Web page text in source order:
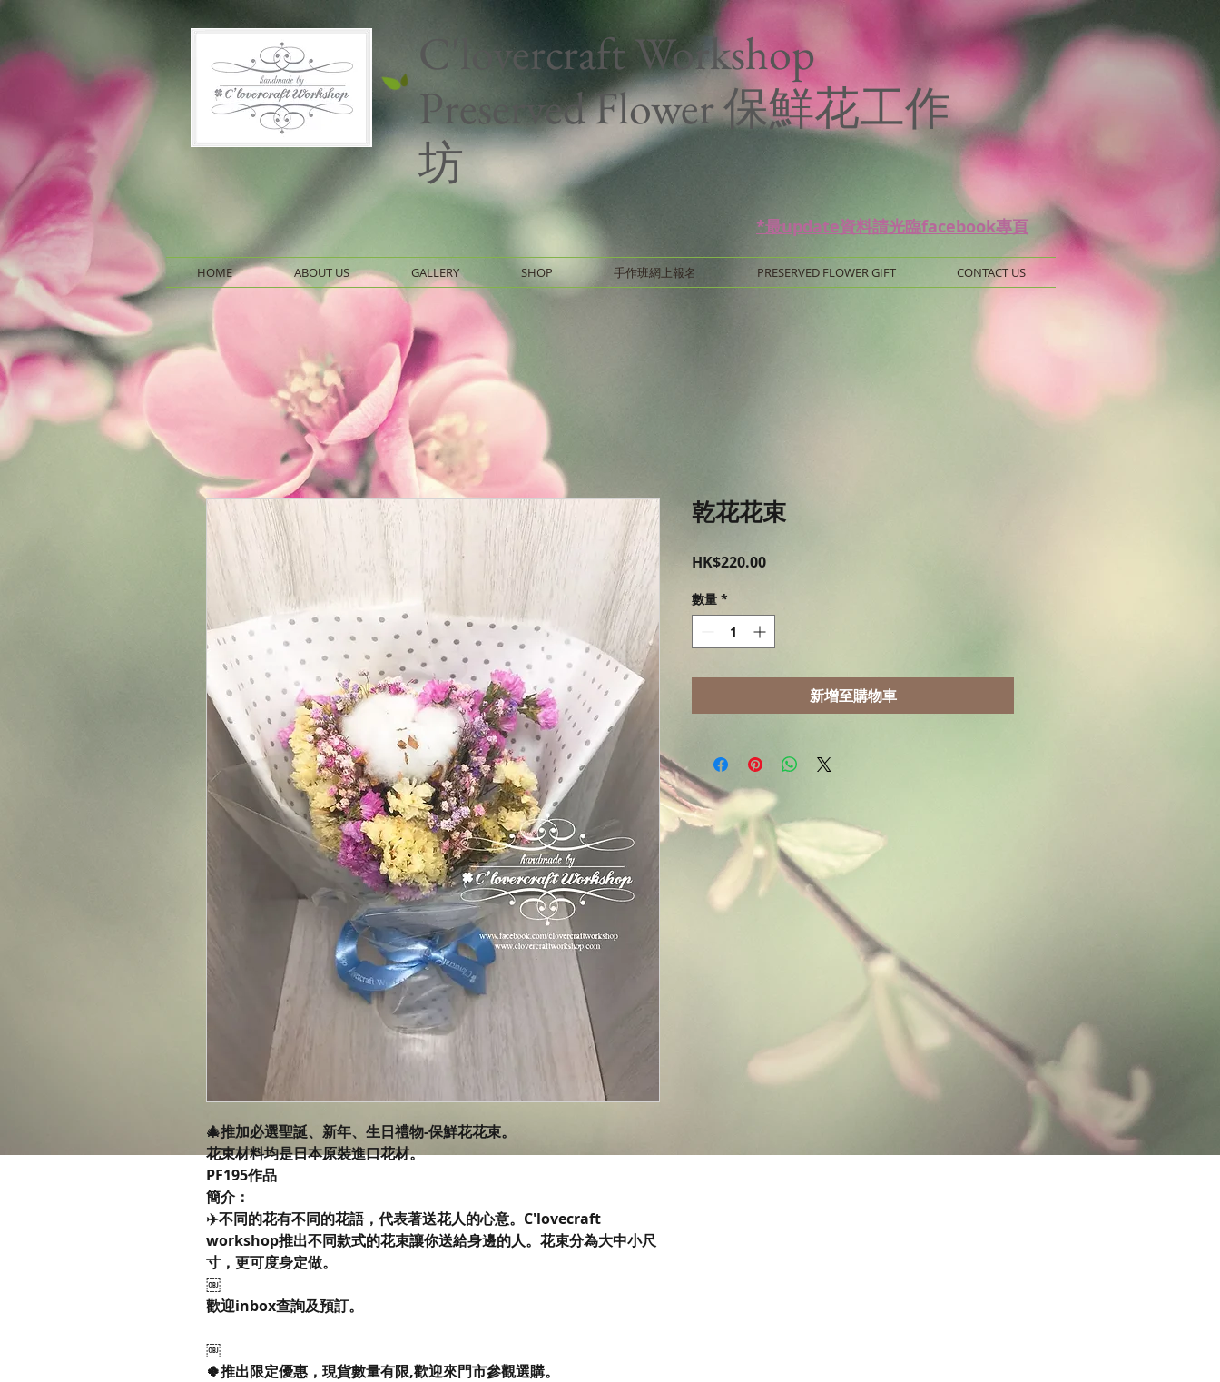
C'lovercraft Workshop
Preserved Flower 保鮮花工作
坊
*最update資料請光臨facebook專頁
HOME ABOUT US GALLERY SHOP 手作班網上報名 PRESERVED FLOWER GIFT CONTACT US
🎄推加必選聖誕、新年、生日禮物-保鮮花花束。
花束材料均是日本原裝進口花材。
PF195作品
簡介：
✈️不同的花有不同的花語，代表著送花人的心意。C'lovecraft
workshop推出不同款式的花束讓你送給身邊的人。花束分為大中小尺
寸，更可度身定做。
￼
歡迎inbox查詢及預訂。
￼
🍀推出限定優惠，現貨數量有限,歡迎來門市參觀選購。
乾花花束
HK$220.00價
數量 *
新增至購物車